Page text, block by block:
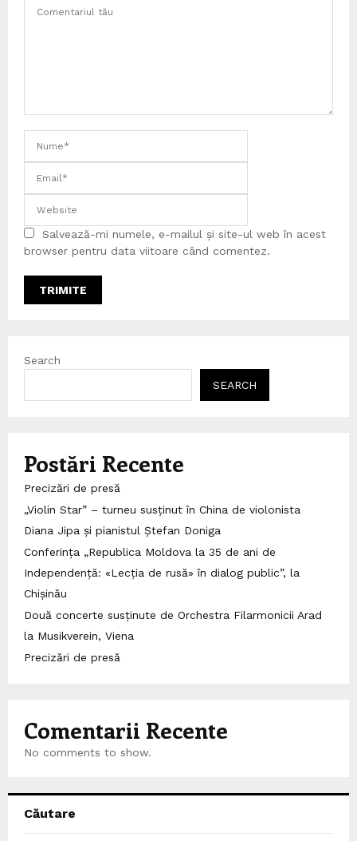
Salvează-mi numele, e-mailul și site-ul web în acest
browser pentru data viitoare când comentez.
Search
SEARCH
Postări Recente
Precizări de presă
„Violin Star” – turneu susținut în China de violonista
Diana Jipa și pianistul Ștefan Doniga
Conferința „Republica Moldova la 35 de ani de
Independență: «Lecția de rusă» în dialog public”, la
Chișinău
Două concerte susținute de Orchestra Filarmonicii Arad
la Musikverein, Viena
Precizări de presă
Comentarii Recente
No comments to show.
Căutare